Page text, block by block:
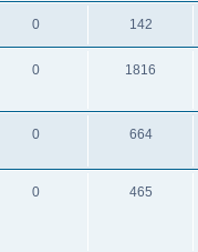
0 142
0 1816
0 664
0 465